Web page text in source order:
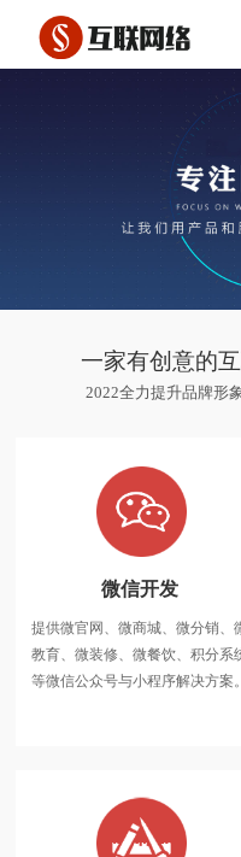
一家有创意的
2022全力提升品牌形
微信开发
提供微官网、微商城、微分销、
教育、微装修、微餐饮、积分系
等微信公众号与小程序解决方案。